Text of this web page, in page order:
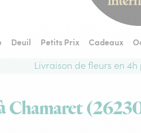
Deuil Petits Prix Cadeaux
Livraison de fleurs en
Chamaret